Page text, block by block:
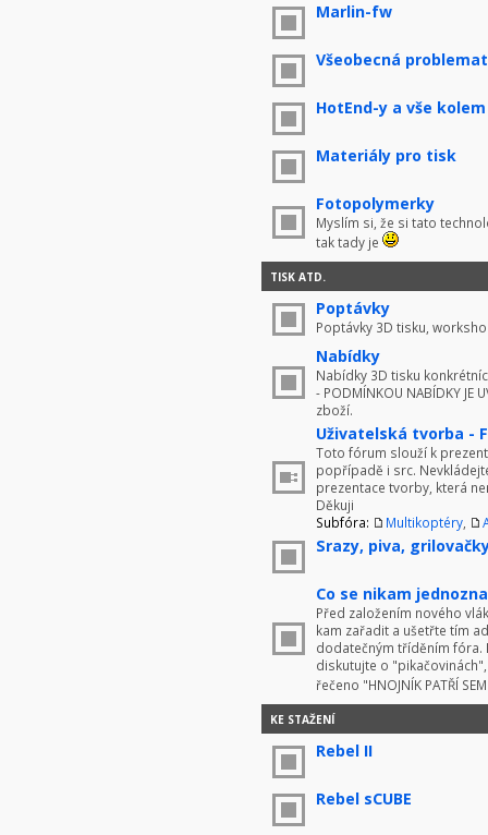
Marlin-fw
Všeobecná
HotEnd-y a vše kolem
Materiály pro tisk
Fotopolymerky
Myslím si, že si tato
tak tady je
TISK ATD.
Poptávky
Poptávky 3D tisku,
Nabídky
Nabídky 3D tisku
- PODMÍNKOU NABÍDKY JE
zboží.
Uživatelská tvorba -
Toto fórum slouží k
popřípadě i src.
prezentace tvorby, která
Děkuji
Subfóra:
Multikoptéry
Srazy, piva,
Co se nikam
Před založením nového
kam zařadit a ušetřte tím
dodatečným tříděním fóra.
diskutujte o
řečeno "HNOJNÍK PATŘÍ
KE STAŽENÍ
Rebel II
Rebel sCUBE